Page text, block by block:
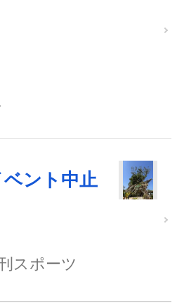
ント中止
スポーツ